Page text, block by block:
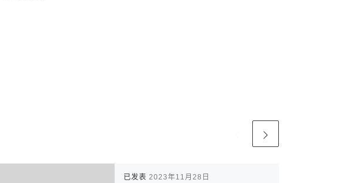
已发表 2023年11月28日